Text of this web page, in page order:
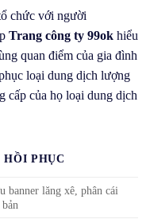
chức với người
Trang công ty 99ok hiểu
quan điểm của gia đình
loại dung dịch lượng
cấp của họ loại dung dịch
HỒI PHỤC
banner lăng xê, phân cái